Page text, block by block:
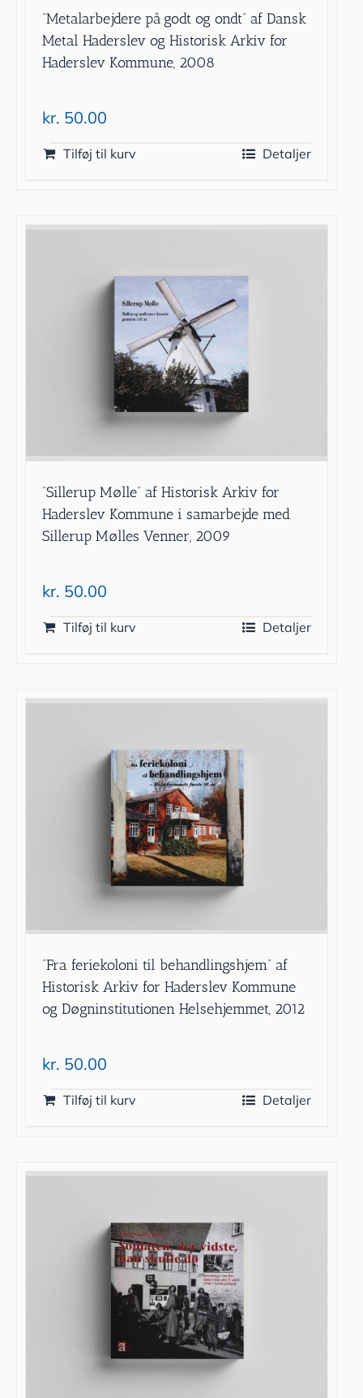
”Metalarbejdere på godt og ondt” af Dansk
Metal Haderslev og Historisk Arkiv for
Haderslev Kommune, 2008
kr. 50.00
Tilføj til kurv Detaljer
”Sillerup Mølle” af Historisk Arkiv for
Haderslev Kommune i samarbejde med
Sillerup Mølles Venner, 2009
kr. 50.00
Tilføj til kurv Detaljer
”Fra feriekoloni til behandlingshjem” af
Historisk Arkiv for Haderslev Kommune
og Døgninstitutionen Helsehjemmet, 2012
kr. 50.00
Tilføj til kurv Detaljer